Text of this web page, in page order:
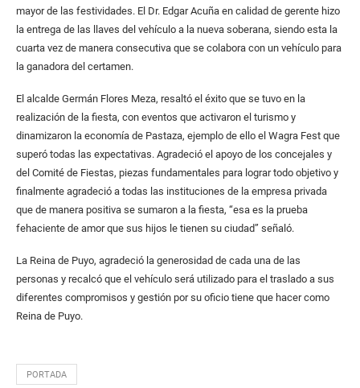
mayor de las festividades. El Dr. Edgar Acuña en calidad de gerente hizo
la entrega de las llaves del vehículo a la nueva soberana, siendo esta la
cuarta vez de manera consecutiva que se colabora con un vehículo para
la ganadora del certamen.
El alcalde Germán Flores Meza, resaltó el éxito que se tuvo en la
realización de la fiesta, con eventos que activaron el turismo y
dinamizaron la economía de Pastaza, ejemplo de ello el Wagra Fest que
superó todas las expectativas. Agradeció el apoyo de los concejales y
del Comité de Fiestas, piezas fundamentales para lograr todo objetivo y
finalmente agradeció a todas las instituciones de la empresa privada
que de manera positiva se sumaron a la fiesta, “esa es la prueba
fehaciente de amor que sus hijos le tienen su ciudad” señaló.
La Reina de Puyo, agradeció la generosidad de cada una de las
personas y recalcó que el vehículo será utilizado para el traslado a sus
diferentes compromisos y gestión por su oficio tiene que hacer como
Reina de Puyo.
PORTADA